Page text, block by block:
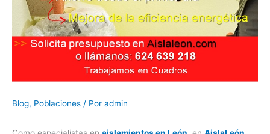
Blog, Poblaciones / Por admin